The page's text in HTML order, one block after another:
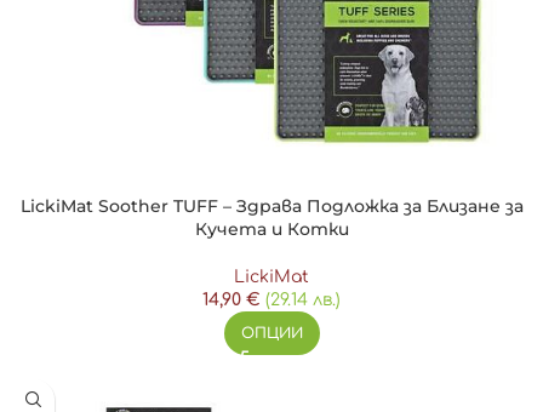
LickiMat Soother TUFF – Здрава Подложка за Близане за
Кучета и Котки
LickiMat
14,90 € (29.14 лв.)
ОПЦИИ